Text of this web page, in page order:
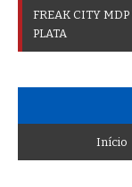
FREAK CITY MDP
PLATA
Início